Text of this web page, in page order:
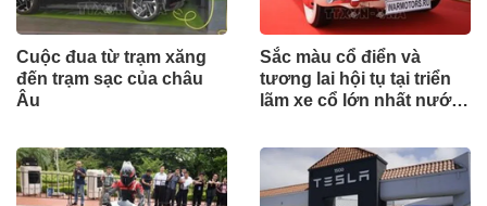
Cuộc đua từ trạm xăng
đến trạm sạc của châu
Âu
Sắc màu cổ điển và
tương lai hội tụ tại triển
lãm xe cổ lớn nhất nước